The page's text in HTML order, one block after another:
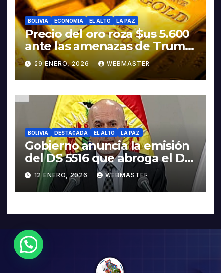
BOLIVIA ECONOMIA EL ALTO LA PAZ
Precio del oro roza $us 5.600
ante las amenazas de Trump
contra Irán
29 ENERO, 2026 WEBMASTER
BOLIVIA DESTACADA EL ALTO LA PAZ
Gobierno anuncia la emisión
del DS 5516 que abroga el DS
5503
12 ENERO, 2026 WEBMASTER